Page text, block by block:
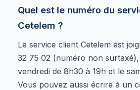
Quel est le numéro du
Cetelem ?
Le service client Cetelem est
32 75 02 (numéro non
vendredi de 8h30 à 19h et le
Vous pouvez aussi écrire à un